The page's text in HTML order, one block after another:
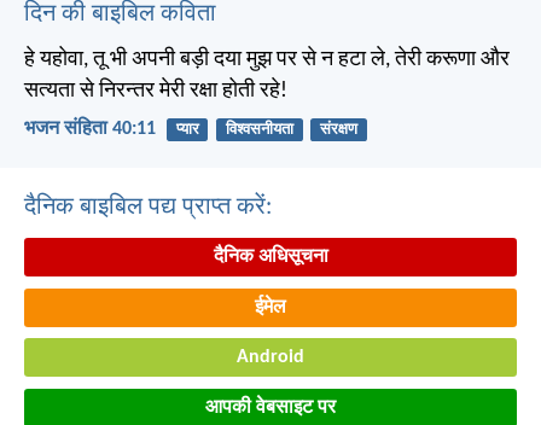
दिन की बाइबिल कविता
हे यहोवा, तू भी अपनी बड़ी दया मुझ पर से न हटा ले, तेरी करूणा और
सत्यता से निरन्तर मेरी रक्षा होती रहे!
भजन संहिता 40:11 प्यार विश्वसनीयता संरक्षण
दैनिक बाइबिल पद्य प्राप्त करें:
दैनिक अधिसूचना
ईमेल
Android
आपकी वेबसाइट पर